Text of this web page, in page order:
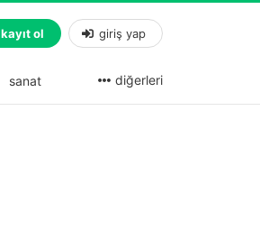
kayıt ol giriş yap
sanat diğerleri